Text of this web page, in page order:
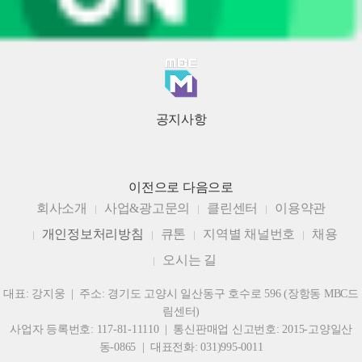
공지사항
이전으로 다음으로
회사소개
사업&광고문의 클린센터
이용약관
개인정보처리방침
큐톤 지역별 채널번호
채용
오시는 길
대표: 강지웅 | 주소: 경기도 고양시 일산동구 호수로 596 (장항동 MBC드
림센터)
사업자 등록번호: 117-81-11110 | 통신판매업 신고번호: 2015-고양일산
동-0865 | 대표전화: 031)995-0011